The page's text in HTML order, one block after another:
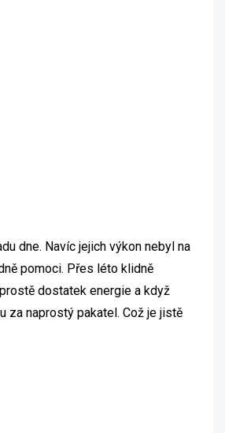
dne. Navíc jejich výkon nebyl na
pomoci. Přes léto klidně
dostatek energie a když
za naprostý pakatel. Což je jistě